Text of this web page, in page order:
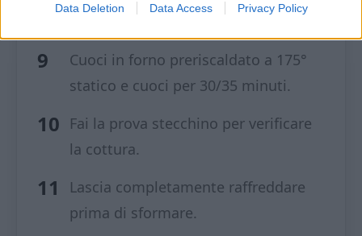
Data Deletion Data Access Privacy Policy
Cuoci in forno preriscaldato a 175°
statico e cuoci per 30/35 minuti.
Fai la prova stecchino per verificare
la cottura.
Lascia completamente raffreddare
prima di sformare.